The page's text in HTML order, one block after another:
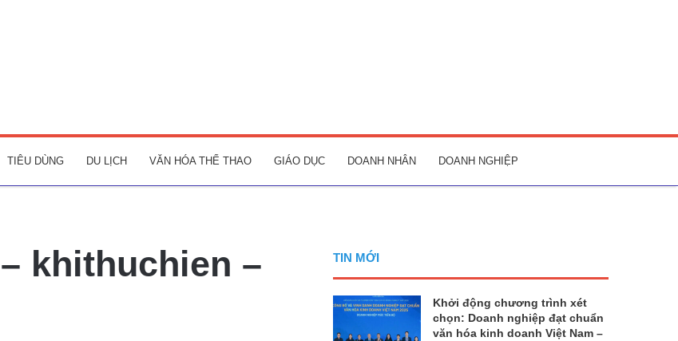
TIÊU DÙNG DU LỊCH VĂN HÓA THỂ THAO GIÁO DỤC DOANH NHÂN DOANH NGHIỆP
khithuchien –
TIN MỚI
Khởi động chương trình xét
chọn: Doanh nghiệp đạt chuẩn
văn hóa kinh doanh Việt Nam –